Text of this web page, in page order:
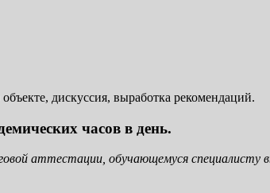
дискуссия, выработка рекомендаций.
часов в день.
аттестации, обучающемуся специалисту